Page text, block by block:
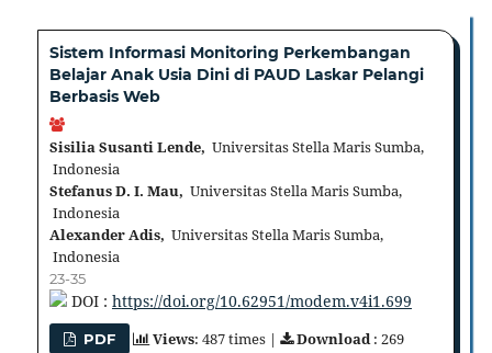
Sistem Informasi Monitoring Perkembangan
Belajar Anak Usia Dini di PAUD Laskar Pelangi
Berbasis Web
Sisilia Susanti Lende, Universitas Stella Maris Sumba,
Indonesia
Stefanus D. I. Mau, Universitas Stella Maris Sumba,
Indonesia
Alexander Adis, Universitas Stella Maris Sumba,
Indonesia
23-35
DOI : https://doi.org/10.62951/modem.v4i1.699
PDF Views: 487 times | Download: 269